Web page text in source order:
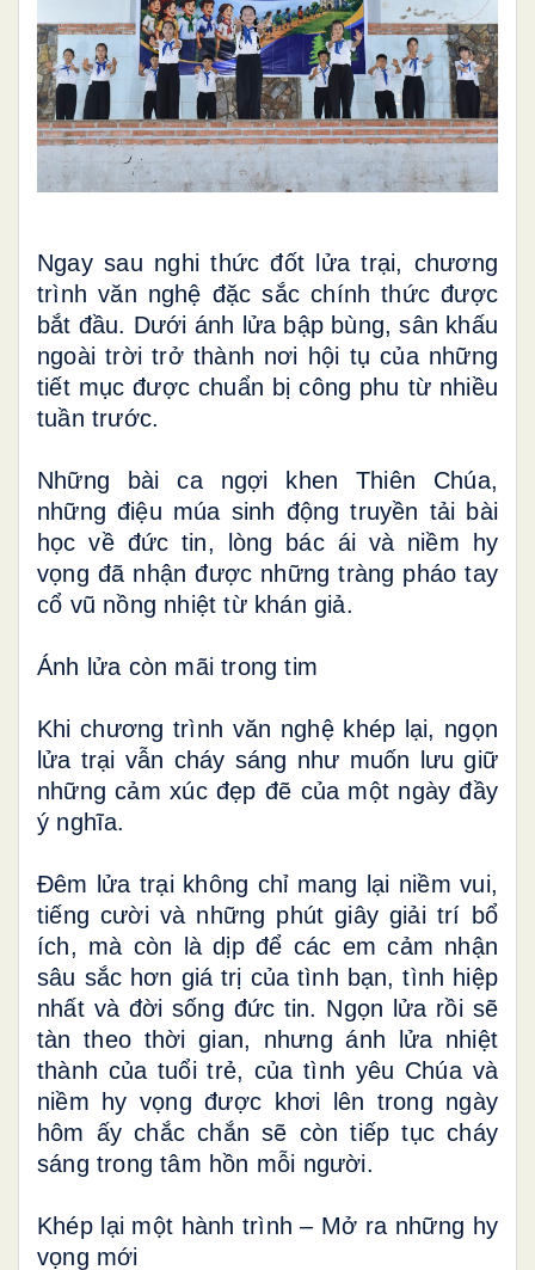
Ngay sau nghi thức đốt lửa trại, chương
trình văn nghệ đặc sắc chính thức được
bắt đầu. Dưới ánh lửa bập bùng, sân khấu
ngoài trời trở thành nơi hội tụ của những
tiết mục được chuẩn bị công phu từ nhiều
tuần trước.
Những bài ca ngợi khen Thiên Chúa,
những điệu múa sinh động truyền tải bài
học về đức tin, lòng bác ái và niềm hy
vọng đã nhận được những tràng pháo tay
cổ vũ nồng nhiệt từ khán giả.
Ánh lửa còn mãi trong tim
Khi chương trình văn nghệ khép lại, ngọn
lửa trại vẫn cháy sáng như muốn lưu giữ
những cảm xúc đẹp đẽ của một ngày đầy
ý nghĩa.
Đêm lửa trại không chỉ mang lại niềm vui,
tiếng cười và những phút giây giải trí bổ
ích, mà còn là dịp để các em cảm nhận
sâu sắc hơn giá trị của tình bạn, tình hiệp
nhất và đời sống đức tin. Ngọn lửa rồi sẽ
tàn theo thời gian, nhưng ánh lửa nhiệt
thành của tuổi trẻ, của tình yêu Chúa và
niềm hy vọng được khơi lên trong ngày
hôm ấy chắc chắn sẽ còn tiếp tục cháy
sáng trong tâm hồn mỗi người.
Khép lại một hành trình – Mở ra những hy
vọng mới